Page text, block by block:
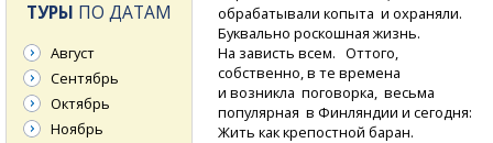
обрабатывали копыта и охраняли.
Буквально роскошная жизнь.
На зависть всем. Оттого,
собственно, в те времена
и возникла поговорка, весьма
популярная в Финляндии и сегодня:
Жить как крепостной баран.
ТУРЫ ПО ДАТАМ
Август
Сентябрь
Октябрь
Ноябрь